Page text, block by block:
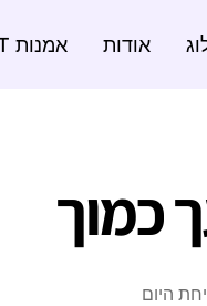
אודות אמנות ART
כמוך
היום